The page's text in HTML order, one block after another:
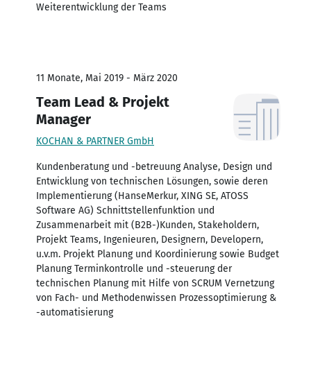
Weiterentwicklung der Teams
11 Monate, Mai 2019 - März 2020
Team Lead & Projekt
Manager
KOCHAN & PARTNER GmbH
Kundenberatung und -betreuung Analyse, Design und
Entwicklung von technischen Lösungen, sowie deren
Implementierung (HanseMerkur, XING SE, ATOSS
Software AG) Schnittstellenfunktion und
Zusammenarbeit mit (B2B-)Kunden, Stakeholdern,
Projekt Teams, Ingenieuren, Designern, Developern,
u.v.m. Projekt Planung und Koordinierung sowie Budget
Planung Terminkontrolle und -steuerung der
technischen Planung mit Hilfe von SCRUM Vernetzung
von Fach- und Methodenwissen Prozessoptimierung &
-automatisierung